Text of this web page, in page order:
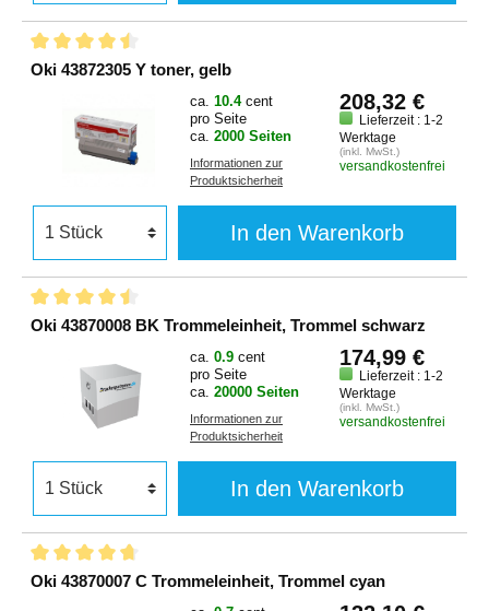
Oki 43872305 Y toner, gelb
ca. 10.4 cent
pro Seite
ca. 2000 Seiten
Informationen zur
Produktsicherheit
208,32 €
Lieferzeit : 1-2
Werktage
(inkl. MwSt.)
versandkostenfrei
In den Warenkorb
Oki 43870008 BK Trommeleinheit, Trommel schwarz
ca. 0.9 cent
pro Seite
ca. 20000 Seiten
Informationen zur
Produktsicherheit
174,99 €
Lieferzeit : 1-2
Werktage
(inkl. MwSt.)
versandkostenfrei
In den Warenkorb
Oki 43870007 C Trommeleinheit, Trommel cyan